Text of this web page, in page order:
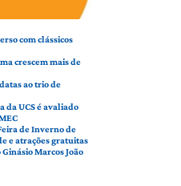
com clássicos
crescem mais de
ao trio de
da UCS é avaliado
de Inverno de
e atrações gratuitas
Marcos João